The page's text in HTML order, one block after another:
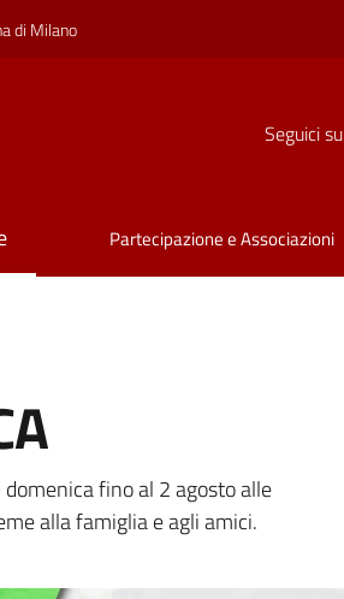
di Milano
Seguici su
Partecipazione e Associazioni
domenica fino al 2 agosto alle
alla famiglia e agli amici.